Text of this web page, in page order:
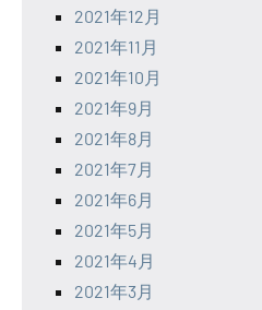
2021年12月
2021年11月
2021年10月
2021年9月
2021年8月
2021年7月
2021年6月
2021年5月
2021年4月
2021年3月